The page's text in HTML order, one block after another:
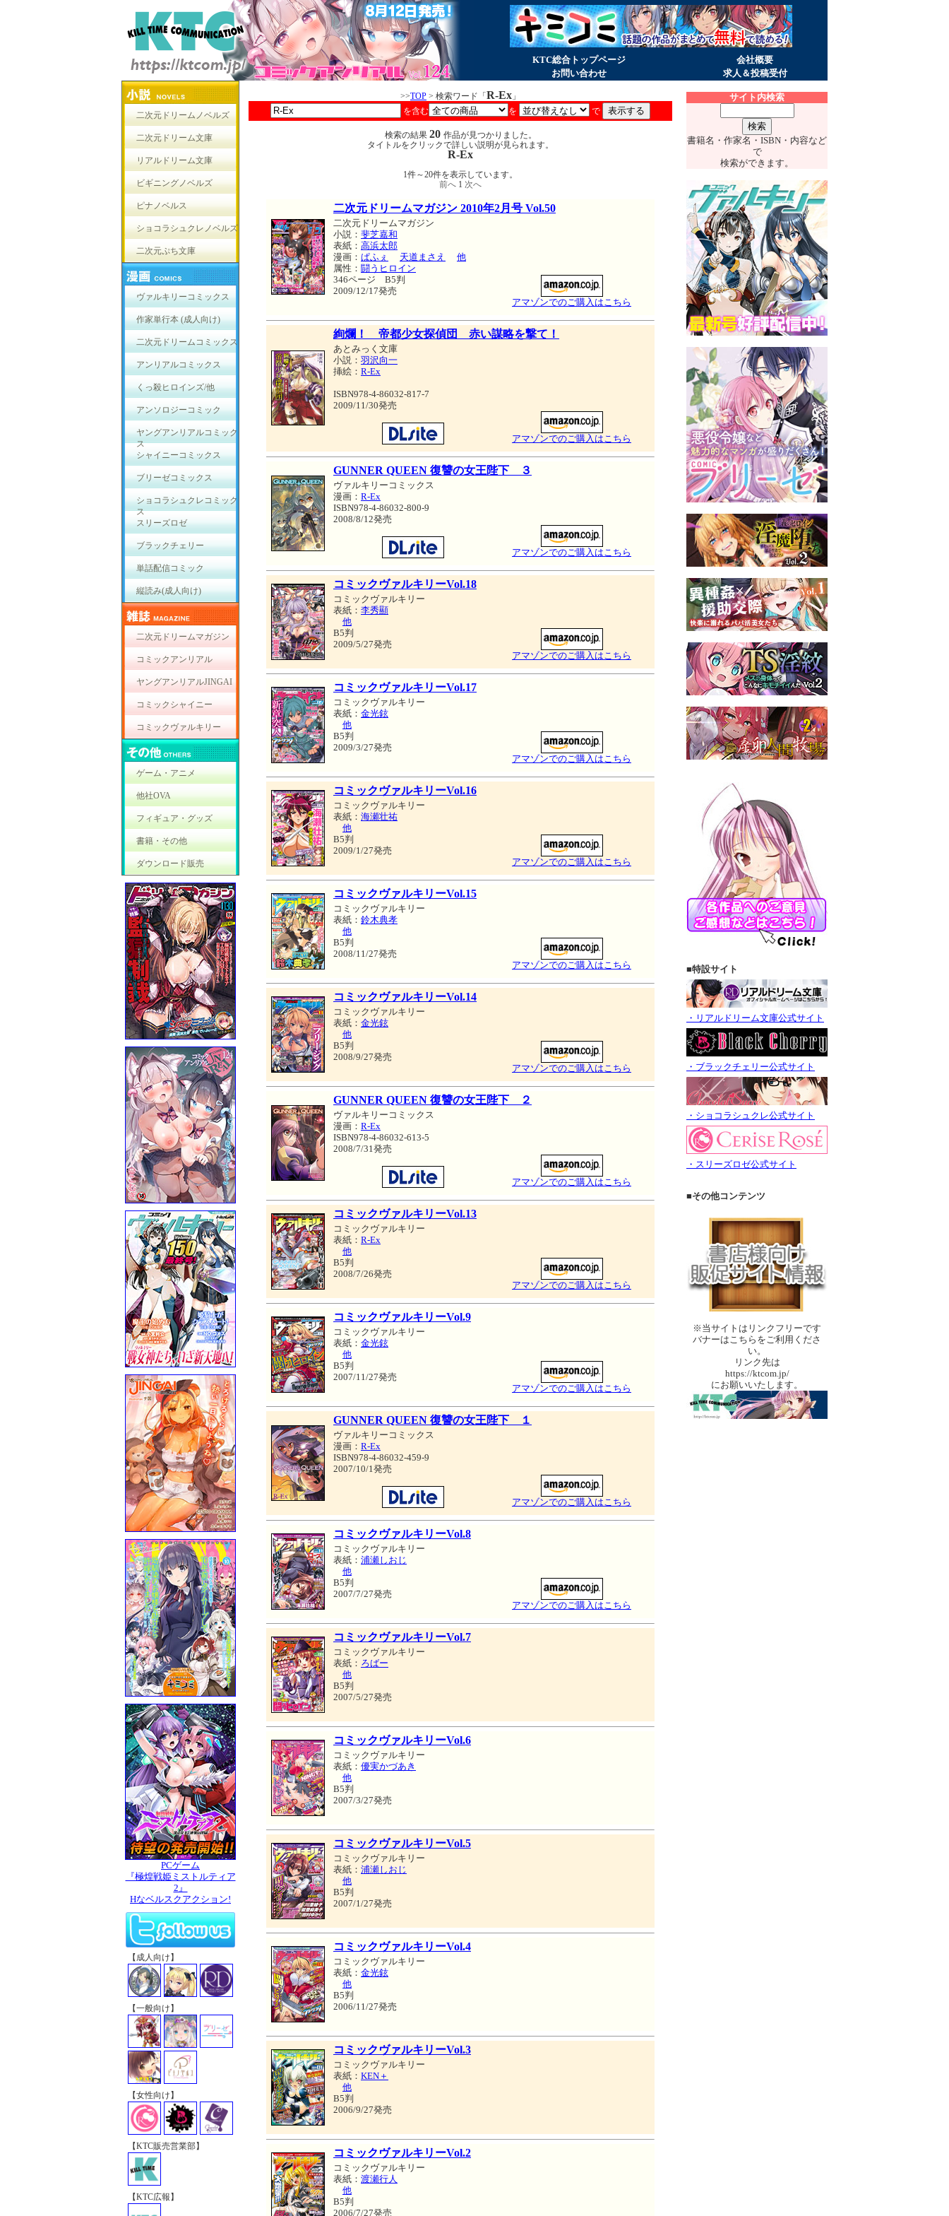
KTC総合トップページ
会社概要
お問い合わせ
求人＆投稿受付
二次元ドリームノベルズ
二次元ドリーム文庫
リアルドリーム文庫
ビギニングノベルズ
ピナノベルス
ショコラシュクレノベルズ
二次元ぷち文庫
ヴァルキリーコミックス
作家単行本 (成人向け)
二次元ドリームコミックス
アンリアルコミックス
くっ殺ヒロインズ/他
アンソロジーコミック
ヤングアンリアルコミック
ス
シャイニーコミックス
ブリーゼコミックス
ショコラシュクレコミック
ス
スリーズロゼ
ブラックチェリー
単話配信コミック
縦読み(成人向け)
二次元ドリームマガジン
コミックアンリアル
ヤングアンリアルJINGAI
コミックシャイニー
コミックヴァルキリー
ゲーム・アニメ
他社OVA
フィギュア・グッズ
書籍・その他
ダウンロード販売
PCゲーム
『極煌戦姫ミストルティア
2』
Hなベルスクアクション!
【成人向け】
【一般向け】
【女性向け】
【KTC販売営業部】
【KTC広報】
>>TOP > 検索ワード「 R-Ex 」
を含む
を で
検索の結果 20 作品が見つかりました。
タイトルをクリックで詳しい説明が見られます。
R-Ex
1件～20件を表示しています。
前へ 1 次へ
二次元ドリームマガジン 2010年2月号 Vol.50
二次元ドリームマガジン
小説： 斐芝嘉和
表紙： 高浜太郎
漫画： ぱふぇ 天道まさえ
他
属性： 闘うヒロイン
346ページ B5判
2009/12/17発売
アマゾンでのご購入はこちら
絢爛！ 帝都少女探偵団 赤い謀略を撃て！
あとみっく文庫
小説： 羽沢向一
挿絵： R-Ex
ISBN978-4-86032-817-7
2009/11/30発売
アマゾンでのご購入はこちら
GUNNER QUEEN 復讐の女王陛下 ３
ヴァルキリーコミックス
漫画： R-Ex
ISBN978-4-86032-800-9
2008/8/12発売
アマゾンでのご購入はこちら
コミックヴァルキリーVol.18
コミックヴァルキリー
表紙： 李秀顯
他
B5判
2009/5/27発売
アマゾンでのご購入はこちら
コミックヴァルキリーVol.17
コミックヴァルキリー
表紙： 金光鉉
他
B5判
2009/3/27発売
アマゾンでのご購入はこちら
コミックヴァルキリーVol.16
コミックヴァルキリー
表紙： 海瀬壮祐
他
B5判
2009/1/27発売
アマゾンでのご購入はこちら
コミックヴァルキリーVol.15
コミックヴァルキリー
表紙： 鈴木典孝
他
B5判
2008/11/27発売
アマゾンでのご購入はこちら
コミックヴァルキリーVol.14
コミックヴァルキリー
表紙： 金光鉉
他
B5判
2008/9/27発売
アマゾンでのご購入はこちら
GUNNER QUEEN 復讐の女王陛下 ２
ヴァルキリーコミックス
漫画： R-Ex
ISBN978-4-86032-613-5
2008/7/31発売
アマゾンでのご購入はこちら
コミックヴァルキリーVol.13
コミックヴァルキリー
表紙： R-Ex
他
B5判
2008/7/26発売
アマゾンでのご購入はこちら
コミックヴァルキリーVol.9
コミックヴァルキリー
表紙： 金光鉉
他
B5判
2007/11/27発売
アマゾンでのご購入はこちら
GUNNER QUEEN 復讐の女王陛下 １
ヴァルキリーコミックス
漫画： R-Ex
ISBN978-4-86032-459-9
2007/10/1発売
アマゾンでのご購入はこちら
コミックヴァルキリーVol.8
コミックヴァルキリー
表紙： 浦瀬しおじ
他
B5判
2007/7/27発売
アマゾンでのご購入はこちら
コミックヴァルキリーVol.7
コミックヴァルキリー
表紙： ろばー
他
B5判
2007/5/27発売
コミックヴァルキリーVol.6
コミックヴァルキリー
表紙： 優実かづあき
他
B5判
2007/3/27発売
コミックヴァルキリーVol.5
コミックヴァルキリー
表紙： 浦瀬しおじ
他
B5判
2007/1/27発売
コミックヴァルキリーVol.4
コミックヴァルキリー
表紙： 金光鉉
他
B5判
2006/11/27発売
コミックヴァルキリーVol.3
コミックヴァルキリー
表紙： KEN＋
他
B5判
2006/9/27発売
コミックヴァルキリーVol.2
コミックヴァルキリー
表紙： 渡瀬行人
他
B5判
2006/7/27発売
サイト内検索
書籍名・作家名・ISBN・内容など
で
検索ができます。
■特設サイト
・リアルドリーム文庫公式サイト
・ブラックチェリー公式サイト
・ショコラシュクレ公式サイト
・スリーズロゼ公式サイト
■その他コンテンツ
※当サイトはリンクフリーです
バナーはこちらをご利用くださ
い。
リンク先は
https://ktcom.jp/
にお願いいたします。